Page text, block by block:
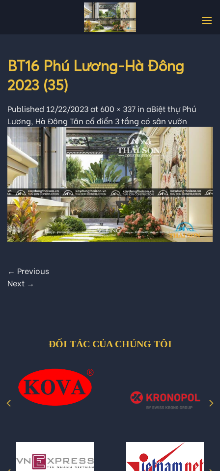
BT16 Phú Lương-Hà Đông
2023 (35)
Published 12/22/2023at 600 × 337 in aBiệt thự Phú
Lương, Hà Đông Tân cổ điển 3 tầng có sân vườn
← Previous
Next →
ĐỐI TÁC CỦA CHÚNG TÔI